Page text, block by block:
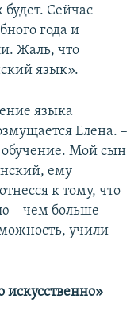
Сейчас
года и
Жаль, что
язык».
языка
Елена. –
обучение. Мой сын
ему
к тому, что
– чем больше
учили
искусственно»